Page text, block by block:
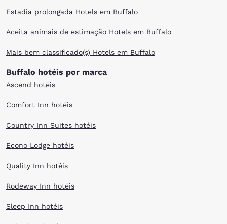
Estadia prolongada Hotels em Buffalo
Aceita animais de estimação Hotels em Buffalo
Mais bem classificado(s) Hotels em Buffalo
Buffalo hotéis por marca
Ascend hotéis
Comfort Inn hotéis
Country Inn Suites hotéis
Econo Lodge hotéis
Quality Inn hotéis
Rodeway Inn hotéis
Sleep Inn hotéis